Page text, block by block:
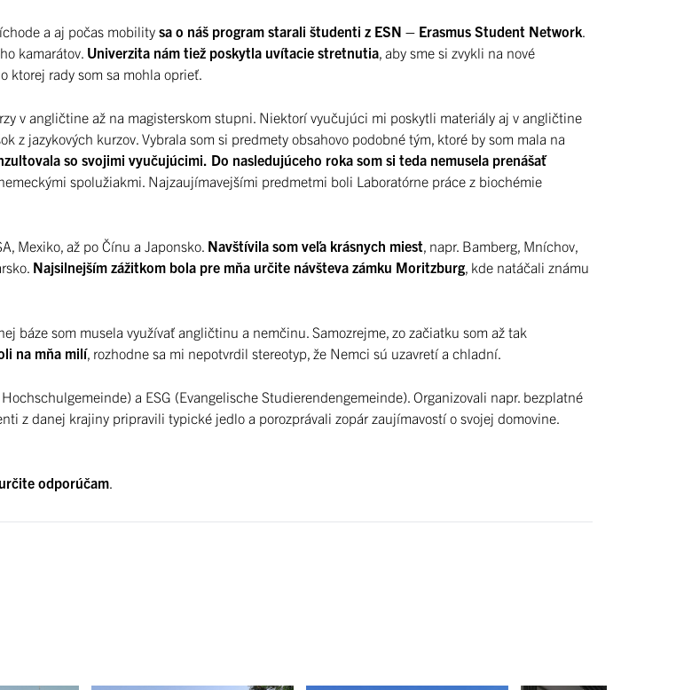
a aj počas mobility sa o náš program starali študenti z ESN – Erasmus Student Network.
kamarátov. Univerzita nám tiež poskytla uvítacie stretnutia, aby sme si zvykli na nové
o ktorej rady som sa mohla oprieť.
v angličtine až na magisterskom stupni. Niektorí vyučujúci mi poskytli materiály aj v angličtine
z jazykových kurzov. Vybrala som si predmety obsahovo podobné tým, ktoré by som mala na
so svojimi vyučujúcimi. Do nasledujúceho roka som si teda nemusela prenášať
spolužiakmi. Najzaujímavejšími predmetmi boli Laboratórne práce z biochémie
Mexiko, až po Čínu a Japonsko. Navštívila som veľa krásnych miest, napr. Bamberg, Mníchov,
Najsilnejším zážitkom bola pre mňa určite návšteva zámku Moritzburg, kde natáčali známu
báze som musela využívať angličtinu a nemčinu. Samozrejme, zo začiatku som až tak
na mňa milí, rozhodne sa mi nepotvrdil stereotyp, že Nemci sú uzavretí a chladní.
a ESG (Evangelische Studierendengemeinde). Organizovali napr. bezplatné
z danej krajiny pripravili typické jedlo a porozprávali zopár zaujímavostí o svojej domovine.
odporúčam.